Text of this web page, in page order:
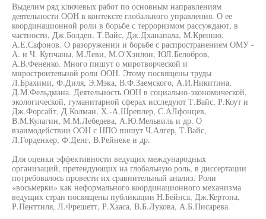
Выделим ряд ключевых работ по основным направлениям
деятельности ООН в контексте глобального управления. О ее
координационной роли в борьбе с терроризмом рассуждают, в
частности, Дж.Болден, Т.Вайс, Дж.Дханапала, М.Креншо,
А.Е.Сафонов. О разоружении и борьбе с распространением ОМУ -
А. и Ч. Купчаны, М.Леви, М.О'Хэнлон, ЮЛ.Белобров,
А.В.Фененко. Много пишут о миротворческой и
миростроитеяьной роли ООН. Этому посвящены труды
Л.Брахими, Ф.Диля, Э.Мэка, В.Ф.Заемского, А.И.Никитина,
Д.М.Фельдмана. Деятельность ООН в социально-экономической,
экологической, гуманитарной сферах исследуют Т.Вайс, Р.Коут и
Дж.Форсайт, Д.Колман, Х.-А.Шреплер, С.АЛфонцев,
В.М.Кулагин, М.М.Лебедева, А.Ю.Мельвиль и др. О
взаимодействии ООН с НПО пишут Ч.Алгер, Т.Вайс,
Л.Горденкер, Ф.Денг, В.Рейнеке и др.
Для оценки эффективности ведущих международных
организаций, претендующих на глобальную роль, в диссертации
потребовалось провести их сравнительный анализ. Роли
«восьмерки» как неформального координационного механизма
ведущих стран посвящены публикации Н.Бейнса, Дж.Кертона,
Р.Пенттиля, Л.Фрешетт, Р.Хааса, В.Б.Лукова, А.Б.Писарева.